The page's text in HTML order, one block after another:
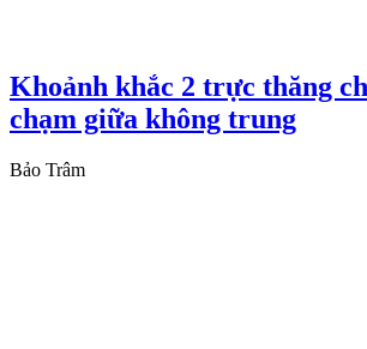
Khoảnh khắc 2 trực thăng
chạm giữa không trung
Bảo Trâm